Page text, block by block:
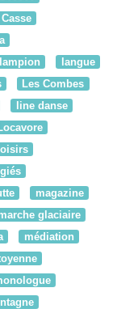
Casse
lampion
langue
Les Combes
line danse
Locavore
magazine
glaciaire
médiation